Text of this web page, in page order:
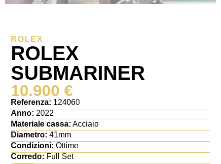
ROLEX
ROLEX
SUBMARINER
10.900€
Referenza: 124060
Anno: 2022
Materiale cassa: Acciaio
Diametro: 41mm
Condizioni: Ottime
Corredo: Full Set